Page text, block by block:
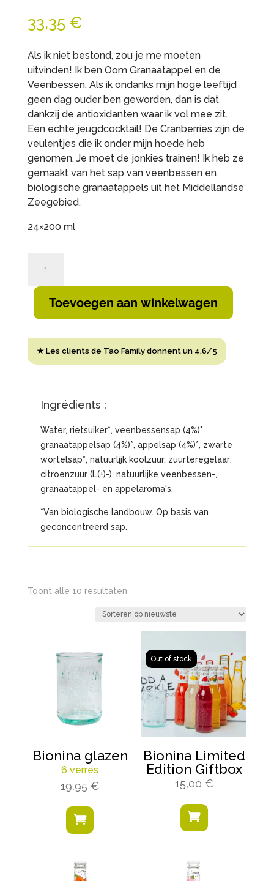
33,35 €
Als ik niet bestond, zou je me moeten
uitvinden! Ik ben Oom Granaatappel en de
Veenbessen. Als ik ondanks mijn hoge leeftijd
geen dag ouder ben geworden, dan is dat
dankzij de antioxidanten waar ik vol mee zit.
Een echte jeugdcocktail! De Cranberries zijn de
veulentjes die ik onder mijn hoede heb
genomen. Je moet de jonkies trainen! Ik heb ze
gemaakt van het sap van veenbessen en
biologische granaatappels uit het Middellandse
Zeegebied.
24×200 ml
Uncle
Pomegranate
The
aantal
Toevoegen aan winkelwagen
★ Les clients de Tao Family donnent un 4,6/5

Ingrédients :
Water, rietsuiker*, veenbessensap (4%)*,
granaatappelsap (4%)*, appelsap (4%)*, zwarte
wortelsap*, natuurlijk koolzuur, zuurteregelaar:
citroenzuur (L(+)-), natuurlijke veenbessen-,
granaatappel- en appelaroma's.
*Van biologische landbouw. Op basis van
geconcentreerd sap.
Toont alle 10 resultatenGesorteerd
nieuwste
Bionina glazen
6 verres
19,95€

Bionina Limited
Edition Giftbox
15,00 €
